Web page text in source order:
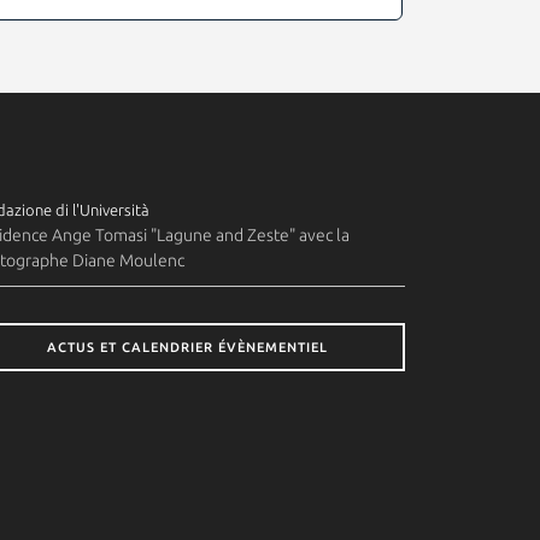
di l'Università
Ange Tomasi "Lagune and Zeste" avec la
Diane Moulenc
ACTUS ET CALENDRIER ÉVÈNEMENTIEL